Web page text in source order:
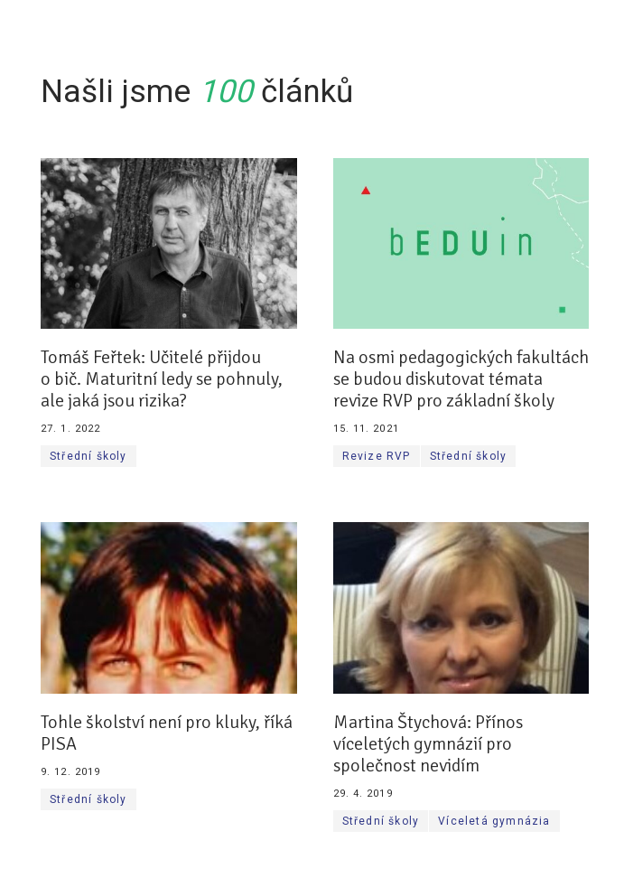
Našli jsme 100článků
Tomáš Feřtek: Učitelé přijdou
o bič. Maturitní ledy se pohnuly,
ale jaká jsou rizika?
27. 1. 2022
Střední školy
Na osmi pedagogických fakultách
se budou diskutovat témata
revize RVP pro základní školy
15. 11. 2021
Revize RVP Střední školy
Tohle školství není pro kluky, říká
PISA
9. 12. 2019
Střední školy
Martina Štychová: Přínos
víceletých gymnázií pro
společnost nevidím
29. 4. 2019
Střední školy Víceletá gymnázia